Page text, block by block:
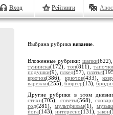
Вход Рейтинги
Выбрана рубрика вязание
Вложенные рубрики: шапки
тунииска(172), топ(811), тапочки
подушки(9),плкед(57),платья
крючок(386),крючок(433),
варежки(255), бюргер(13),
Другие рубрики в этом
стихи(705), советы(568),
год(281), мультфильм(1),
йога(143), интересно(131), закон